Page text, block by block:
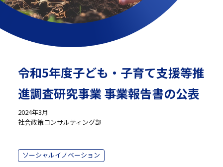
令和5年度子ども・子育て支援等推
進調査研究事業 事業報告書の公表
2024年3月
社会政策コンサルティング部
ソーシャルイノベーション